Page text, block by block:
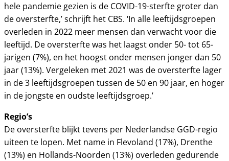
hele pandemie gezien is de COVID-19-sterfte groter dan
de oversterfte,’ schrijft het CBS. ‘In alle leeftijdsgroepen
overleden in 2022 meer mensen dan verwacht voor die
leeftijd. De oversterfte was het laagst onder 50- tot 65-
jarigen (7%), en het hoogst onder mensen jonger dan 50
jaar (13%). Vergeleken met 2021 was de oversterfte lager
in de 3 leeftijdsgroepen tussen de 50 en 90 jaar, en hoger
in de jongste en oudste leeftijdsgroep.’
Regio’s
De oversterfte blijkt tevens per Nederlandse GGD-regio
uiteen te lopen. Met name in Flevoland (17%), Drenthe
(13%) en Hollands-Noorden (13%) overleden gedurende